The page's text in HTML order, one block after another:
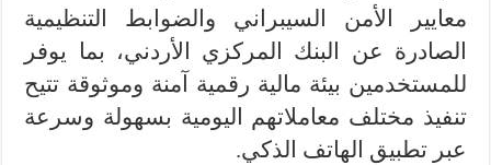
معايير الأمن السيبراني والضوابط التنظيمية
الصادرة عن البنك المركزي الأردني، بما يوفر
للمستخدمين بيئة مالية رقمية آمنة وموثوقة تتيح
تنفيذ مختلف معاملاتهم اليومية بسهولة وسرعة
عبر تطبيق الهاتف الذكي.